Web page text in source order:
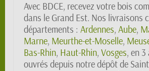
Avec BDCE, recevez votre bois
dans le Grand Est. Nos livraisons
départements : Ardennes, Aube,
Marne, Meurthe-et-Moselle,
Bas-Rhin, Haut-Rhin, Vosges, en
ouvrés depuis notre dépôt de